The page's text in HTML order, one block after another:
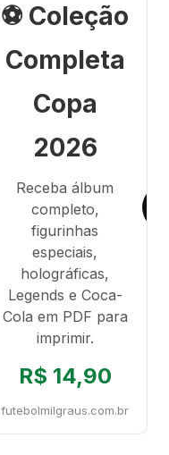
⚽ Coleção
Completa
Copa
2026
Receba álbum
completo,
figurinhas
especiais,
holográficas,
Legends e Coca-
Cola em PDF para
imprimir.
R$ 14,90
futebolmilgraus.com.br